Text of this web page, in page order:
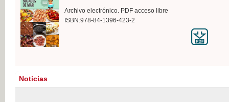
Archivo electrónico. PDF acceso libre
ISBN:978-84-1396-423-2
Noticias